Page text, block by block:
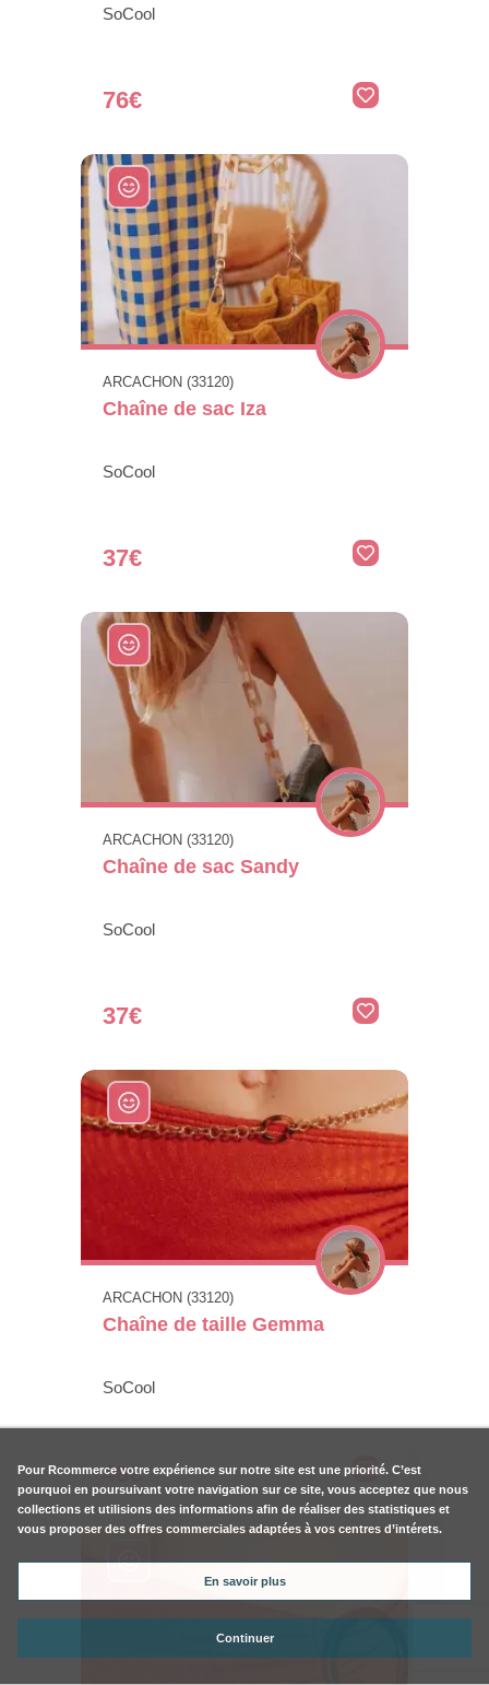
SoCool
76€
ARCACHON (33120)
Chaîne de sac Iza
SoCool
37€
ARCACHON (33120)
Chaîne de sac Sandy
SoCool
37€
ARCACHON (33120)
Chaîne de taille Gemma
SoCool
48€
Pour Rcommerce votre expérience sur notre site est une priorité. C’est
pourquoi en poursuivant votre navigation sur ce site, vous acceptez que nous
collections et utilisions des informations afin de réaliser des statistiques et
vous proposer des offres commerciales adaptées à vos centres d’intérets.
En savoir plus
Continuer